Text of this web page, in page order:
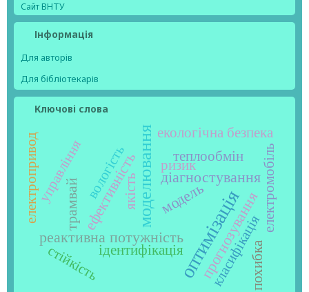
Сайт ВНТУ
Інформація
Для авторів
Для бібліотекарів
Ключові слова
оптимізація
моделювання
реактивна потужність
ефективність модельпрогнозування
діагностування
трамвай
вологість ризик
управління теплообмін
електропривод
стійкість
якість
екологічна безпека
класифікація
ідентифікація
електромобіль
похибка